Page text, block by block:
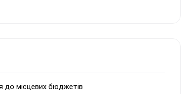
до місцевих бюджетів